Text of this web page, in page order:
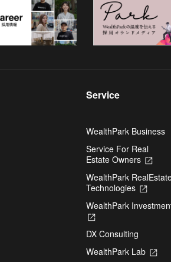
Service
WealthPark Business
Service For Real
Estate Owners
a
tab
WealthPark
Technologies
a
WealthPark
a
new
tab
DX Consulting
WealthPark Lab